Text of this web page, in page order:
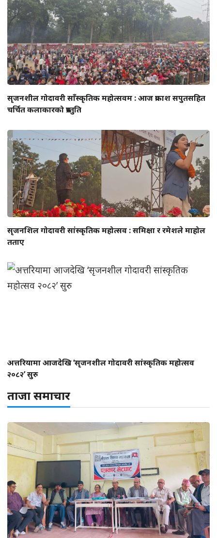
सृजनशील गोदावरी साँस्कृतिक महोत्सवम : आज प्रकाश सपुतसहित
चर्चित कलाकारको प्रस्तुति
सृजनशिल गोदावरी सांस्कृतिक महोत्सव : समिक्षा र रमेशले माहोल
तताए
अत्तरियामा आजदेखि ‘सृजनशील गोदावरी सांस्कृतिक महोत्सव
२०८२’ सुरु
ताजा समाचार